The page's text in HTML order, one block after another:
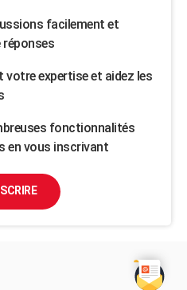
facilement et
réponses
votre expertise et aidez les
fonctionnalités
en vous inscrivant